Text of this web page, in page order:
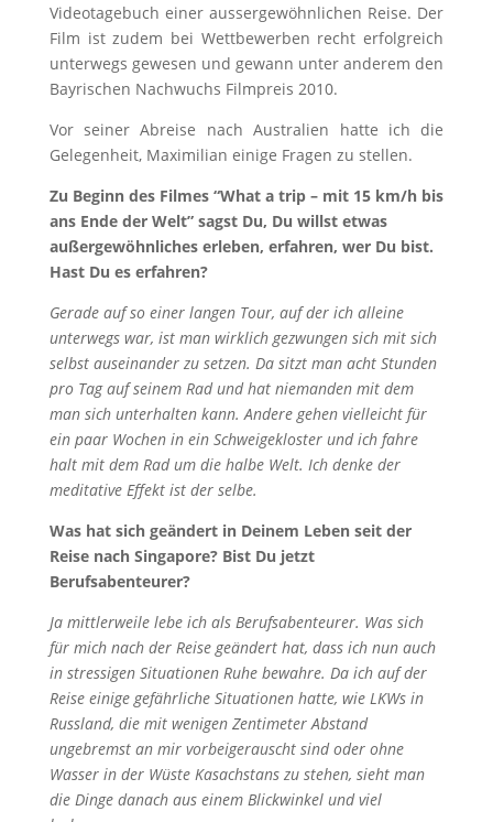
Videotagebuch einer aussergewöhnlichen Reise. Der
Film ist zudem bei Wettbewerben recht erfolgreich
unterwegs gewesen und gewann unter anderem den
Bayrischen Nachwuchs Filmpreis 2010.
Vor seiner Abreise nach Australien hatte ich die
Gelegenheit, Maximilian einige Fragen zu stellen.
Zu Beginn des Filmes “What a trip – mit 15 km/h bis
ans Ende der Welt” sagst Du, Du willst etwas
außergewöhnliches erleben, erfahren, wer Du bist.
Hast Du es erfahren?
Gerade auf so einer langen Tour, auf der ich alleine
unterwegs war, ist man wirklich gezwungen sich mit sich
selbst auseinander zu setzen. Da sitzt man acht Stunden
pro Tag auf seinem Rad und hat niemanden mit dem
man sich unterhalten kann. Andere gehen vielleicht für
ein paar Wochen in ein Schweigekloster und ich fahre
halt mit dem Rad um die halbe Welt. Ich denke der
meditative Effekt ist der selbe.
Was hat sich geändert in Deinem Leben seit der
Reise nach Singapore? Bist Du jetzt
Berufsabenteurer?
Ja mittlerweile lebe ich als Berufsabenteurer. Was sich
für mich nach der Reise geändert hat, dass ich nun auch
in stressigen Situationen Ruhe bewahre. Da ich auf der
Reise einige gefährliche Situationen hatte, wie LKWs in
Russland, die mit wenigen Zentimeter Abstand
ungebremst an mir vorbeigerauscht sind oder ohne
Wasser in der Wüste Kasachstans zu stehen, sieht man
die Dinge danach aus einem Blickwinkel und viel